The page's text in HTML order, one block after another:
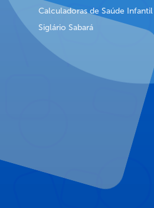
Calculadoras de Saúde Infantil
Siglário Sabará